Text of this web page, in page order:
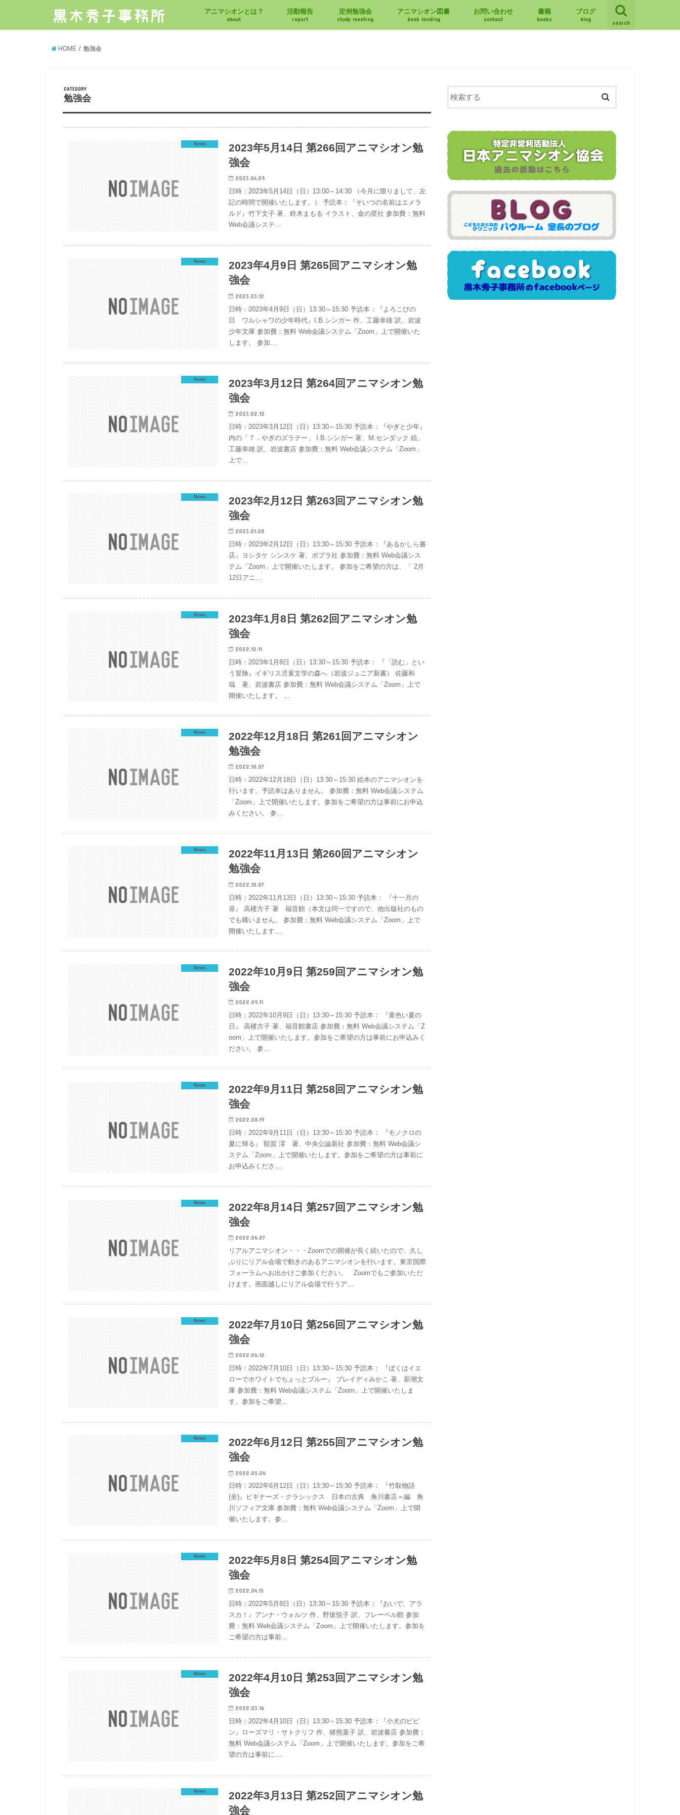
search
アニマシオンとは？
about
活動報告
report
定例勉強会
study meeting
アニマシオン図書
book lending
お問い合わせ
contact
書籍
books
ブログ
blog
HOME 勉強会
CATEGORY
勉強会
News
2023年5月14日 第266回アニマシオン勉
強会
2023.04.09
日時：2023年5月14日（日）13:00～14:30 （今月に限りまして、左
記の時間で開催いたします。） 予読本：『そいつの名前はエメラ
ルド』竹下文子 著、鈴木まもる イラスト、金の星社 参加費：無料
Web会議システ…
News
2023年4月9日 第265回アニマシオン勉
強会
2023.03.12
日時：2023年4月9日（日）13:30～15:30 予読本：『よろこびの
日 ワルシャワの少年時代』I.B.シンガー 作、工藤幸雄 訳、岩波
少年文庫 参加費：無料 Web会議システム「Zoom」上で開催いた
します。 参加…
News
2023年3月12日 第264回アニマシオン勉
強会
2023.02.12
日時：2023年3月12日（日）13:30～15:30 予読本：『やぎと少年』
内の「７．やぎのズラテー」 I.B.シンガー 著、M.センダック 絵、
工藤幸雄 訳、岩波書店 参加費：無料 Web会議システム「Zoom」
上で…
News
2023年2月12日 第263回アニマシオン勉
強会
2023.01.08
日時：2023年2月12日（日）13:30～15:30 予読本：『あるかしら書
店』ヨシタケ シンスケ 著、ポプラ社 参加費：無料 Web会議シス
テム「Zoom」上で開催いたします。 参加をご希望の方は、「 2月
12日アニ…
News
2023年1月8日 第262回アニマシオン勉
強会
2022.12.11
日時：2023年1月8日（日）13:30～15:30 予読本： 『「読む」とい
う冒険』イギリス児童文学の森へ（岩波ジュニア新書） 佐藤和
哉 著、岩波書店 参加費：無料 Web会議システム「Zoom」上で
開催いたします。 …
News
2022年12月18日 第261回アニマシオン
勉強会
2022.10.07
日時：2022年12月18日（日）13:30～15:30 絵本のアニマシオンを
行います。予読本はありません。 参加費：無料 Web会議システム
「Zoom」上で開催いたします。参加をご希望の方は事前にお申込
みください。 参…
News
2022年11月13日 第260回アニマシオン
勉強会
2022.10.07
日時：2022年11月13日（日）13:30～15:30 予読本： 『十一月の
扉』 高楼方子 著 福音館（本文は同一ですので、他出版社のもの
でも構いません。 参加費：無料 Web会議システム「Zoom」上で
開催いたします…
News
2022年10月9日 第259回アニマシオン勉
強会
2022.09.11
日時：2022年10月9日（日）13:30～15:30 予読本： 『黄色い夏の
日』 高楼方子 著、福音館書店 参加費：無料 Web会議システム「Z
oom」上で開催いたします。参加をご希望の方は事前にお申込みく
ださい。 参…
News
2022年9月11日 第258回アニマシオン勉
強会
2022.08.19
日時：2022年9月11日（日）13:30～15:30 予読本： 『モノクロの
夏に帰る』 額賀 澪 著、中央公論新社 参加費：無料 Web会議シ
ステム「Zoom」上で開催いたします。参加をご希望の方は事前に
お申込みくださ…
News
2022年8月14日 第257回アニマシオン勉
強会
2022.06.27
リアルアニマシオン・・・Zoomでの開催が長く続いたので、久し
ぶりにリアル会場で動きのあるアニマシオンを行います。東京国際
フォーラムへお出かけご参加ください。 Zoomでもご参加いただ
けます。画面越しにリアル会場で行うア…
News
2022年7月10日 第256回アニマシオン勉
強会
2022.06.12
日時：2022年7月10日（日）13:30～15:30 予読本： 『ぼくはイエ
ローでホワイトでちょっとブルー』 ブレイディみかこ 著、新潮文
庫 参加費：無料 Web会議システム「Zoom」上で開催いたしま
す。参加をご希望…
News
2022年6月12日 第255回アニマシオン勉
強会
2022.05.06
日時：2022年6月12日（日）13:30～15:30 予読本： 『竹取物語
(全)』ビギナーズ・クラシックス 日本の古典 角川書店＝編 角
川ソフィア文庫 参加費：無料 Web会議システム「Zoom」上で開
催いたします。参…
News
2022年5月8日 第254回アニマシオン勉
強会
2022.04.15
日時：2022年5月8日（日）13:30～15:30 予読本：『おいで、アラ
スカ！』アンナ・ウォルツ 作、野坂悦子 訳、フレーベル館 参加
費：無料 Web会議システム「Zoom」上で開催いたします。参加を
ご希望の方は事前…
News
2022年4月10日 第253回アニマシオン勉
強会
2022.03.16
日時：2022年4月10日（日）13:30～15:30 予読本：『小犬のピピ
ン』ローズマリ・サトクリフ 作、猪熊葉子 訳、岩波書店 参加費：
無料 Web会議システム「Zoom」上で開催いたします。参加をご希
望の方は事前に…
News
2022年3月13日 第252回アニマシオン勉
強会